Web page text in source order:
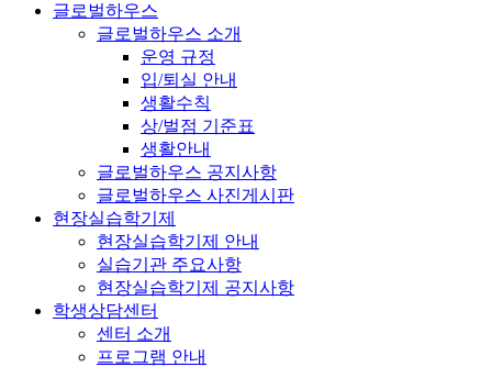
글로벌하우스
글로벌하우스 소개
운영 규정
입/퇴실 안내
생활수칙
상/벌점 기준표
생활안내
글로벌하우스 공지사항
글로벌하우스 사진게시판
현장실습학기제
현장실습학기제 안내
실습기관 주요사항
현장실습학기제 공지사항
학생상담센터
센터 소개
프로그램 안내